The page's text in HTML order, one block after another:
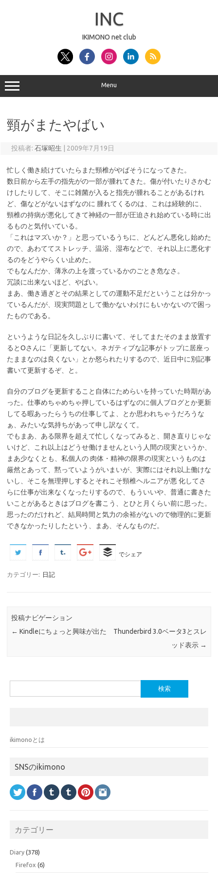
INC
IKIMONO net club
Menu
頸がまたやばい
投稿者: 石塚昭生 2009年7月19日
忙しく働き続けていたらまた頸椎がやばそうになってきた。
数日前から左手の指先がの一部が腫れてきた。傷が付いたりさかむ
けしたりして、そこに雑菌が入ると指先が腫れることがあるけれ
ど、傷などがないはずなのに 腫れてくるのは、これは経験的に、
頸椎の持病が悪化してきて神経の一部が圧迫され始めている時に出
るものと気付いている。
「これはマズいか？」と思っているうちに、どんどん悪化し始めた
ので、あわててストレッチ、温浴、湿布などで、それ以上に悪化す
るのをどうやらくい止めた。
でもなんだか、薄氷の上を渡っているかのごとき危なさ。
冗談に出来ないほど、やばい。
まあ、働き過ぎとその結果としての運動不足だということは分かっ
ているんだが、現実問題として働かないわけにもいかないので困っ
たものである。
というような日記を久しぶりに書いて、そしてまたそのまま放置す
るとOさんに「更新してない。ネガティブな記事がトップに居座っ
たままなのは良くない」とか怒られたりするので、近日中に別記事
書いて更新するぞ、と。
自分のブログを更新すること自体にためらいを持っていた時期があ
った。仕事めちゃめちゃ押しているはずなのに個人ブログとか更新
してる暇あったらうちの仕事してよ、とか思われちゃうだろうな
ぁ、みたいな気持ちがあって申し訳なくて。
でもまあ、ある限界を超えて忙しくなってみると、開き直りじゃな
いけど、これ以上はどうせ働けませんという人間の現実というか、
まあ少なくとも、私個人の 肉体・精神の限界の現実というものは
厳然とあって、黙っていようがいまいが、実際にはそれ以上働けな
いし、そこを無理押しするとそれこそ頸椎ヘルニアが悪 化してさ
らに仕事が出来なくなったりするので、もういいや、普通に書きた
いことがあるときはブログを書こう、とひと月くらい前に思った。
思ったのだけれど、結局時間と気力の余裕がないので物理的に更新
できなかったりしたという、まあ、そんなものだ。
でシェア
カテゴリー: 日記
投稿ナビゲーション
← Kindleにちょっと興味が出た
Thunderbird 3.0ベータ3とスレ
ッド表示 →
索:
ikimonoとは
SNSのikimono
カテゴリー
Diary (378)
Firefox (6)